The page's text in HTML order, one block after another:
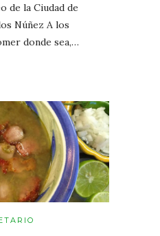
de la Ciudad de
Núñez A los
donde sea,…